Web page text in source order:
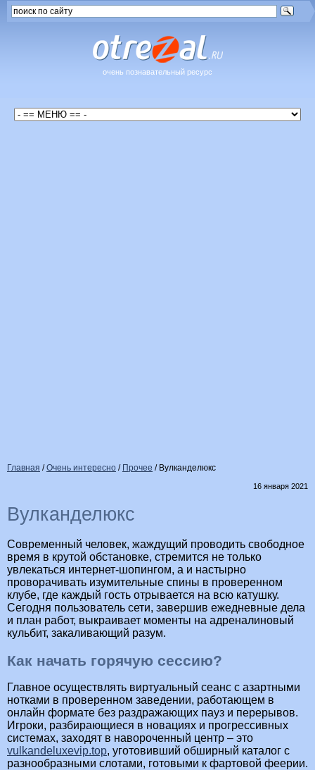
очень познавательный ресурс
Главная /Очень интересно / Прочее / Вулканделюкс
16 января 2021
Вулканделюкс
Современный человек, жаждущий проводить свободное
время в крутой обстановке, стремится не только
увлекаться интернет-шопингом, а и настырно
проворачивать изумительные спины в проверенном
клубе, где каждый гость отрывается на всю катушку.
Сегодня пользователь сети, завершив ежедневные дела
и план работ, выкраивает моменты на адреналиновый
кульбит, закаливающий разум.
Как начать горячую сессию?
Главное осуществлять виртуальный сеанс с азартными
нотками в проверенном заведении, работающем в
онлайн формате без раздражающих пауз и перерывов.
Игроки, разбирающиеся в новациях и прогрессивных
системах, заходят в навороченный центр – это
vulkandeluxevip.top, уготовивший обширный каталог с
разнообразными слотами, готовыми к фартовой феерии.